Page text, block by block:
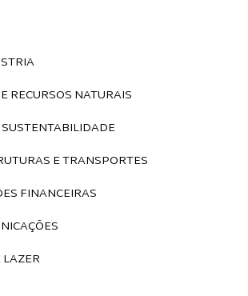
RECURSOS NATURAIS
SUSTENTABILIDADE
E TRANSPORTES
FINANCEIRAS
LAZER